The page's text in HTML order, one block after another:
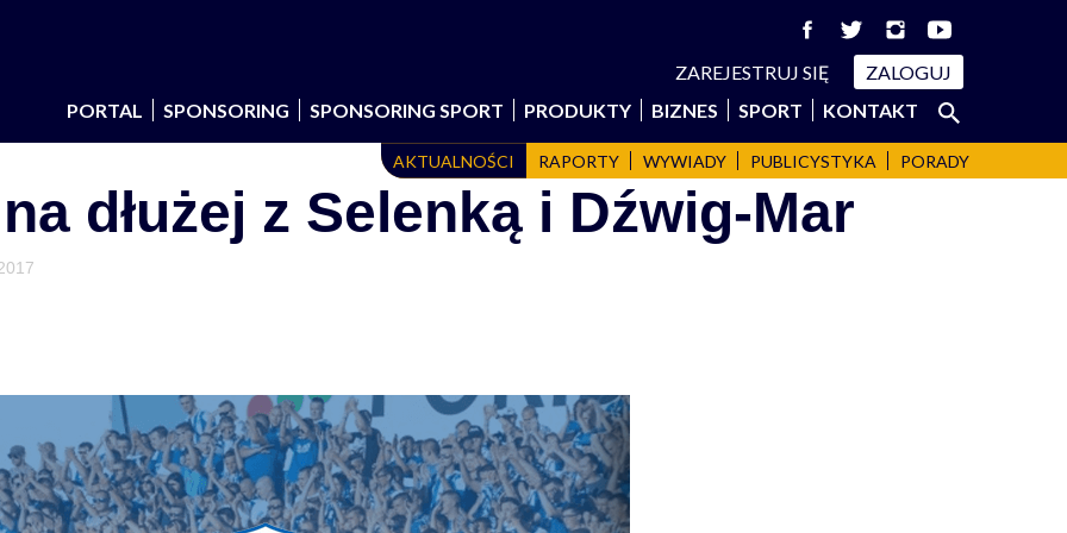
ZAREJESTRUJ SIĘ
ZALOGUJ
PORTAL
SPONSORING SPONSORING SPORT PRODUKTY BIZNES SPORT KONTAKT Szukaj:
SZUKAJ
AKTUALNOŚCI RAPORTY WYWIADY PUBLICYSTYKA PORADY
na dłużej z Selenką i Dźwig-Mar